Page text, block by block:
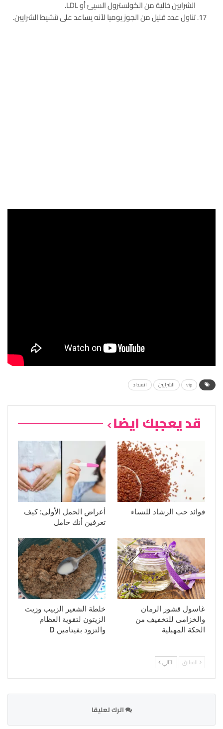
الشرايين خالية من الكولسترول السيئ أو LDL.
تناول عدد قليل من الجوز يوميا لأنه يساعد على تنشيط الشرايين.
vip الشرايين انسداد
قد يعجبك ايضا
فوائد حب الرشاد للنساء
أعراض الحمل الأولى: كيف
تعرفين أنك حامل
غاسول قشور الرمان
والخزامى للتخفيف من
الحكة المهبلية
خلطة الشعير الزبيب وزيت
الزيتون لتقوية العظام
والتزود بفيتامين D
السابق التالي
اترك تعليقا